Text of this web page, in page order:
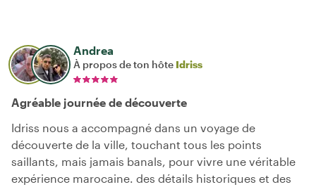
Andrea
À propos de ton hôte Idriss
Agréable journée de découverte
Idriss nous a accompagné dans un voyage de
découverte de la ville, touchant tous les points
saillants, mais jamais banals, pour vivre une véritable
expérience marocaine. des détails historiques et des